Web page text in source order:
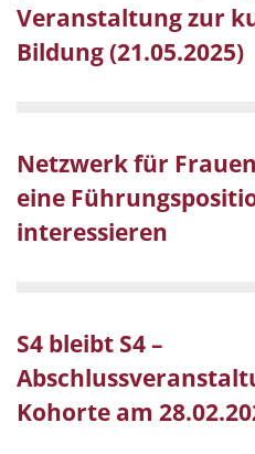
Veranstaltung zur
Bildung (21.05.2025)
Netzwerk für
eine
interessieren
S4 bleibt S4 –
Abschlussveranstaltung
Kohorte am